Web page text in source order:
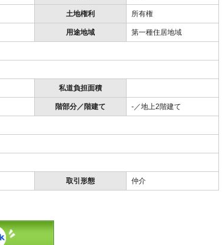
土地権利 所有権
用途地域 第一種住居地域
私道負担面積
階部分／階建て -／地上2階建て
取引形態 仲介